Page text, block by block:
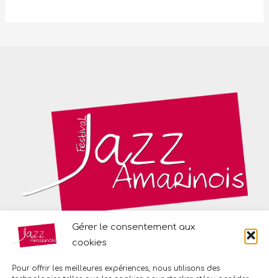
Gérer le consentement aux
cookies
Pour offrir les meilleures expériences, nous utilisons des
68550 Saint-Amarin